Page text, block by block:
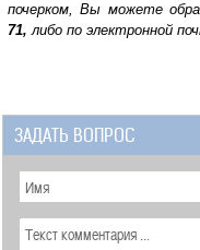
почерком, Вы можете
71, либо по электронной
ЗАДАТЬ ВОПРОС